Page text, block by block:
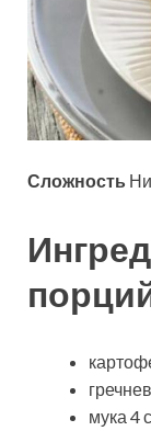
Сложность
мука 4